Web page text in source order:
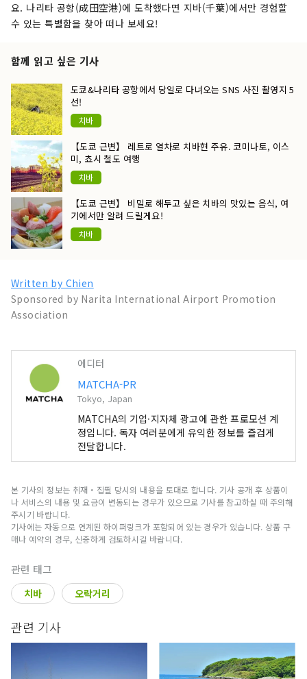
요. 나리타 공항(成田空港)에 도착했다면 지바(千葉)에서만 경험할
수 있는 특별함을 찾아 떠나 보세요!
함께 읽고 싶은 기사
도쿄&나리타 공항에서 당일로 다녀오는 SNS 사진 촬영지 5
선!
치바
【도쿄 근변】 레트로 열차로 치바현 주유. 코미나토, 이스
미, 쵸시 철도 여행
치바
【도쿄 근변】 비밀로 해두고 싶은 치바의 맛있는 음식, 여
기에서만 알려 드릴게요!
치바
Written by Chien
Sponsored by Narita International Airport Promotion
Association
에디터
MATCHA-PR
Tokyo, Japan
MATCHA의 기업·지자체 광고에 관한 프로모션 계
정입니다. 독자 여러분에게 유익한 정보를 즐겁게
전달합니다.
본 기사의 정보는 취재・집필 당시의 내용을 토대로 합니다. 기사 공개 후 상품이
나 서비스의 내용 및 요금이 변동되는 경우가 있으므로 기사를 참고하실 때 주의해
주시기 바랍니다.
기사에는 자동으로 연계된 하이퍼링크가 포함되어 있는 경우가 있습니다. 상품 구
매나 예약의 경우, 신중하게 검토하시길 바랍니다.
관련 태그
치바 오락거리
관련 기사